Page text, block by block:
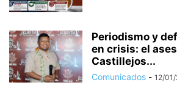
Periodismo y
en crisis: el
Castillejos...
Comunicados - 12/